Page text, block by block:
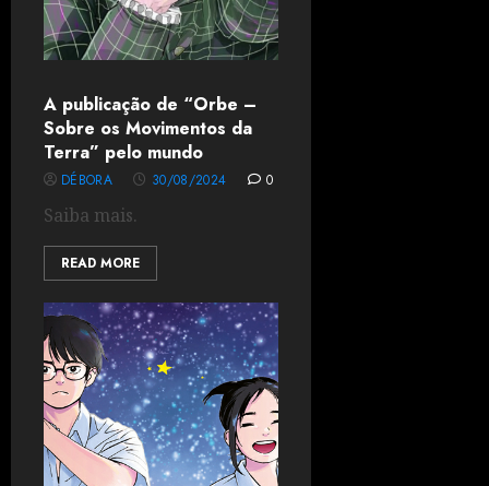
A publicação de “Orbe –
Sobre os Movimentos da
Terra” pelo mundo
DÉBORA 30/08/2024 0
Saiba mais.
READ MORE